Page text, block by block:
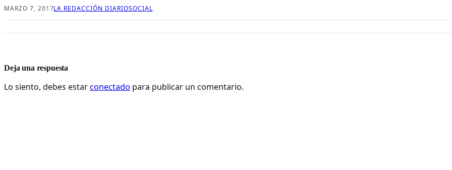
MARZO 7, 2017LA REDACCIÓN DIARIOSOCIAL
Deja una respuesta
Lo siento, debes estarconectado para publicar un comentario.